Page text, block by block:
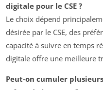
digitale pour le CSE ?
Le choix dépend
désirée par le CSE, des
capacité à suivre en temps
digitale offre une meilleure
Peut-on cumuler